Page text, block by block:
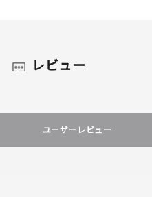
レビュー
ユーザーレビュー